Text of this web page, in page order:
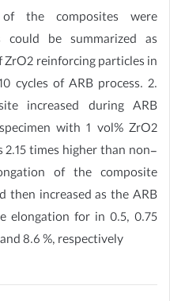
the composites were
could be summarized as
reinforcing particles in
cycles of ARB process. 2.
increased during ARB
with 1 vol% ZrO2
2.15 times higher than non-
of the composite
then increased as the ARB
elongation for in 0.5, 0.75
8.6 %, respectively